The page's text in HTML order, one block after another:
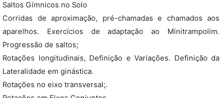
Saltos Gímnicos no Solo
Corridas de aproximação, pré-chamadas e chamados aos
aparelhos. Exercícios de adaptação ao Minitrampolim.
Progressão de saltos;
Rotações longitudinais, Definição e Variações. Definição da
Lateralidade em ginástica.
Rotações no eixo transversal;.